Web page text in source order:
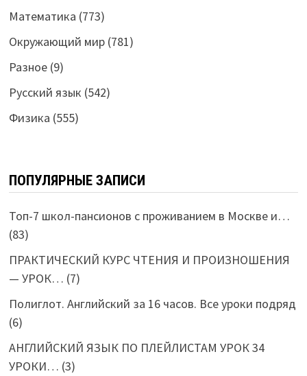
Математика (773)
Окружающий мир(781)
Разное(9)
Русский язык (542)
Физика (555)
ПОПУЛЯРНЫЕ ЗАПИСИ
Топ-7 школ-пансионов с проживанием в Москве и…
(83)
ПРАКТИЧЕСКИЙ КУРС ЧТЕНИЯ И ПРОИЗНОШЕНИЯ
— УРОК… (7)
Полиглот. Английский за 16 часов. Все уроки подряд
(6)
АНГЛИЙСКИЙ ЯЗЫК ПО ПЛЕЙЛИСТАМ УРОК 34
УРОКИ… (3)